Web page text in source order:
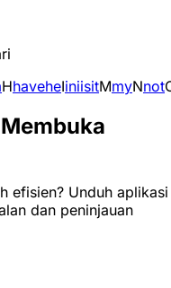
HhaveheIiniisitMmyNnot
efisien? Unduh aplikasi
dan peninjauan